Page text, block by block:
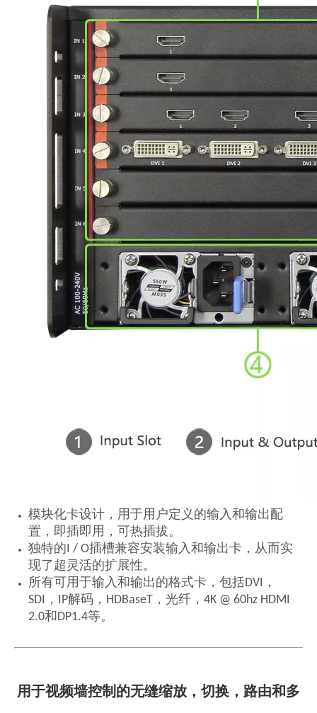
模块化卡设计，用于用户定义的输入和输出配
置，即插即用，可热插拔。
独特的I / O插槽兼容安装输入和输出卡，从而实
现了超灵活的扩展性。
所有可用于输入和输出的格式卡，包括DVI，
SDI，IP解码，HDBaseT，光纤，4K @ 60hz HDMI
2.0和DP1.4等。
用于视频墙控制的无缝缩放，切换，路由和多